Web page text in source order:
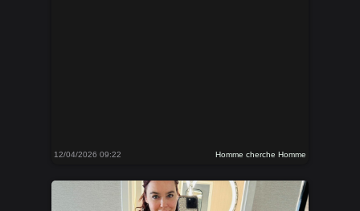
12/04/2026 09:22 Homme cherche Homme